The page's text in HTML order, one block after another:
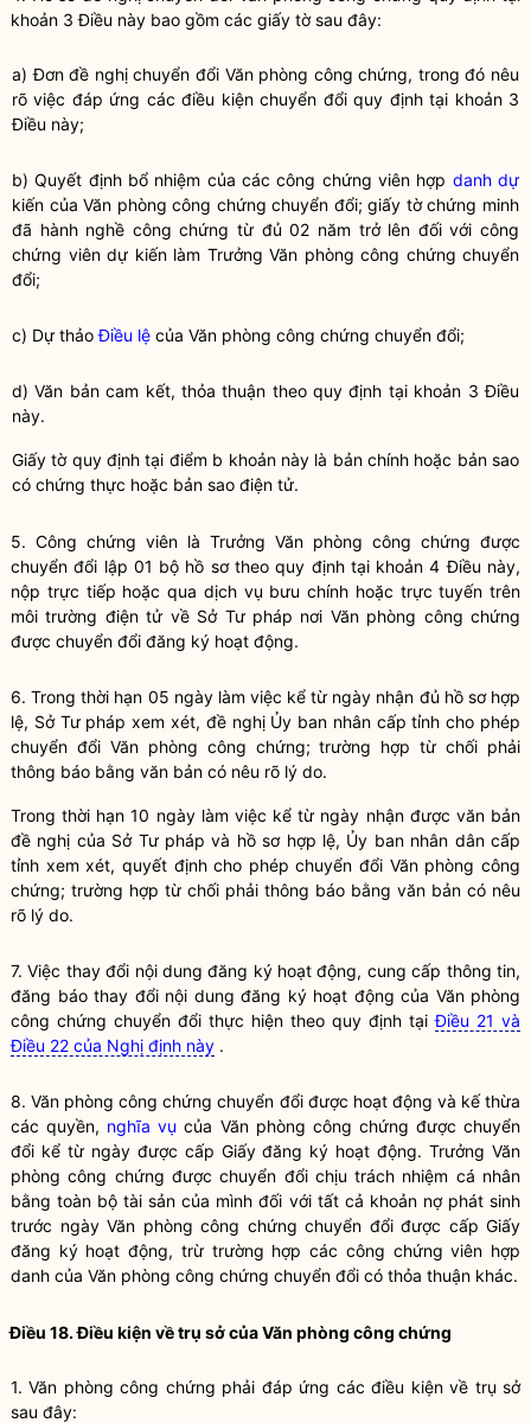
khoản 3 Điều này bao gồm các giấy tờ sau đây:
a) Đơn đề nghị chuyển đổi Văn phòng công chứng, trong đó nêu
rõ việc đáp ứng các điều kiện chuyển đổi quy định tại khoản 3
Điều này;
b) Quyết định bổ nhiệm của cáccông chứng viên hợp danh dự
kiến của Văn phòng công chứng chuyển đổi; giấy tờ chứng minh
đã hành nghề công chứng từ đủ 02 năm trở lên đối vớicông
chứng viêndự kiến làm Trưởng Văn phòng công chứng chuyển
đổi;
c) Dự thảoĐiều lệ của Văn phòng công chứng chuyển đổi;
d) Văn bản cam kết, thỏa thuận theo quy định tại khoản 3 Điều
này.
Giấy tờ quy định tại điểm b khoản này là bản chínhhoặc bản sao
có chứng thực hoặc bản sao điện tử.
5. Công chứng viên là Trưởng Văn phòng công chứng được
chuyển đổi lập 01 bộ hồ sơ theo quy định tại khoản 4 Điều này,
nộp trực tiếp hoặc qua dịch vụ bưu chính hoặc trực tuyến trên
môi trường điện tử về Sở Tư pháp nơi Văn phòng công chứng
được chuyển đổi đăng ký hoạt động.
6. Trong thời hạn 05 ngày làm việc kể từ ngày nhận đủ hồ sơ hợp
lệ, Sở Tư pháp xem xét, đề nghị Ủy ban nhân cấp tỉnh cho phép
chuyển đổi Văn phòng công chứng; trường hợp từ chối phải
thông báo bằng văn bản có nêu rõ lý do.
Trong thời hạn 10 ngày làm việc kể từ ngày nhận được văn bản
đề nghị của Sở Tư pháp và hồ sơ hợp lệ, Ủy ban nhân dân cấp
tỉnh xem xét, quyết định cho phép chuyển đổi Văn phòng công
chứng; trường hợp từ chối phải thông báo bằng văn bản có nêu
rõ lý do.
7. Việc thay đổi nội dung đăng ký hoạt động, cung cấp thông tin,
đăng báo thay đổi nội dung đăng ký hoạt động của Văn phòng
công chứng chuyển đổi thực hiện theo quy định tạiĐiều 21 và
Điều 22 của Nghị định này .
8. Văn phòng công chứng chuyển đổi được hoạt động và kế thừa
các quyền, nghĩa vụ của Văn phòng công chứng được chuyển
đổi kể từ ngày được cấp Giấy đăng ký hoạt động. Trưởng Văn
phòng công chứng được chuyển đổi chịu trách nhiệm cá nhân
bằng toàn bộ tài sản của mình đối với tất cả khoản nợ phát sinh
trước ngày Văn phòng công chứng chuyển đổi được cấp Giấy
đăng ký hoạt động, trừ trường hợp các công chứng viên hợp
danh của Văn phòng công chứng chuyển đổi có thỏa thuận khác.
Điều 18. Điều kiện về trụ sở của Văn phòng công chứng
1. Văn phòngcông chứng phải đáp ứng các điều kiện về trụ sở
sau đây: